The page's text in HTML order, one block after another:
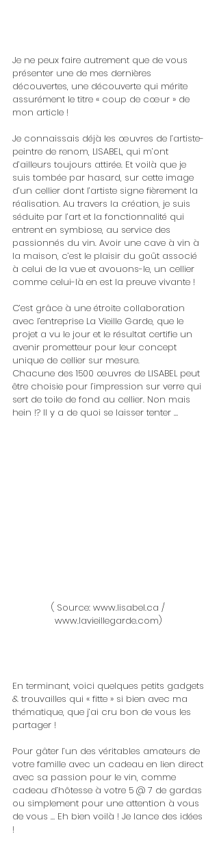
Je ne peux faire autrement que de vous
présenter une de mes dernières
découvertes, une découverte qui mérite
assurément le titre « coup de cœur » de
mon article !
Je connaissais déjà les œuvres de l’artiste-
peintre de renom, LISABEL, qui m’ont
d’ailleurs toujours attirée. Et voilà que je
suis tombée par hasard, sur cette image
d’un cellier dont l’artiste signe fièrement la
réalisation. Au travers la création, je suis
séduite par l’art et la fonctionnalité qui
entrent en symbiose, au service des
passionnés du vin. Avoir une cave à vin à
la maison, c’est le plaisir du goût associé
à celui de la vue et avouons-le, un cellier
comme celui-là en est la preuve vivante !
C’est grâce à une étroite collaboration
avec l’entreprise La Vieille Garde, que le
projet a vu le jour et le résultat certifie un
avenir prometteur pour leur concept
unique de cellier sur mesure.
Chacune des 1500 œuvres de LISABEL peut
être choisie pour l’impression sur verre qui
sert de toile de fond au cellier. Non mais
hein !? Il y a de quoi se laisser tenter …
( Source: www.lisabel.ca /
www.lavieillegarde.com)
En terminant, voici quelques petits gadgets
& trouvailles qui « fitte » si bien avec ma
thématique, que j’ai cru bon de vous les
partager !
Pour gâter l’un des véritables amateurs de
votre famille avec un cadeau en lien direct
avec sa passion pour le vin, comme
cadeau d’hôtesse à votre 5 @ 7 de gardas
ou simplement pour une attention à vous
de vous … Eh bien voilà ! Je lance des idées
!